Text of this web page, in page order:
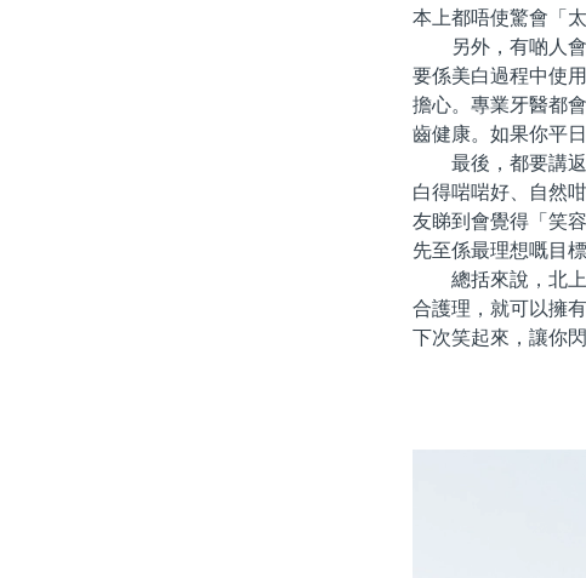
本上都唔使驚會「
另外，有啲人會
要係美白過程中使
擔心。專業牙醫都
齒健康。如果你平
最後，都要講返
白得啱啱好、自然
友睇到會覺得「笑
先至係最理想嘅目標
總括來說，北上
合護理，就可以擁
下次笑起來，讓你